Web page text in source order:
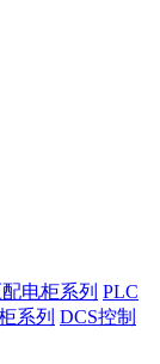
电柜系列 PLC
系列 DCS控制